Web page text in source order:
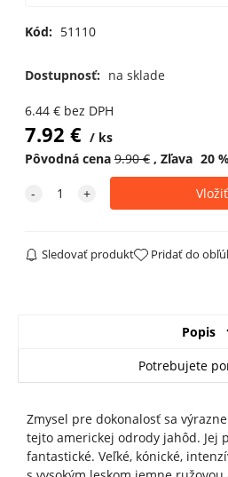
Kód: 51110
Dostupnosť: na sklade
6.44€ bez DPH
7.92 €
ks
Pôvodná cena 9.90€ Zľava 20
Sledovať produkt Pridať do
Popis
Potrebujete
Zmysel pre dokonalosť sa
tejto americkej odrody jahôd. Jej
fantastické. Veľké, kónické,